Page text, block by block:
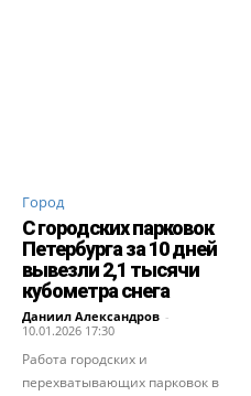
Город
С городских парковок
Петербурга за 10 дней
вывезли 2,1 тысячи
кубометра снега
Даниил Александров -
10.01.2026 17:30
Работа городских и
перехватывающих парковок в